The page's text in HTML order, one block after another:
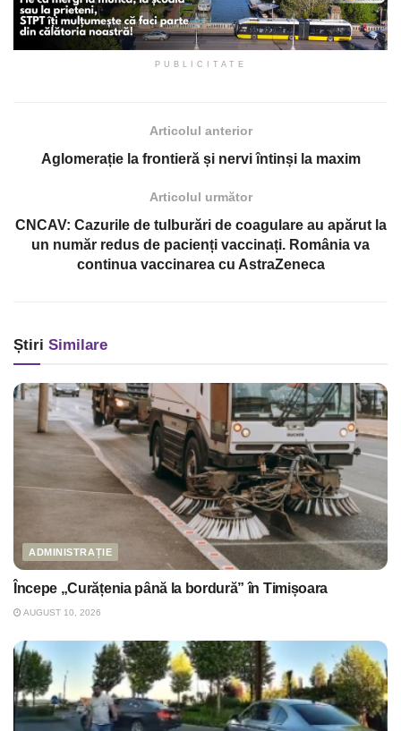
PUBLICITATE
Articolul anterior
Aglomerație la frontieră și nervi întinși la maxim
Articolul următor
CNCAV: Cazurile de tulburări de coagulare au apărut la
un număr redus de pacienți vaccinați. România va
continua vaccinarea cu AstraZeneca
Știri Similare
ADMINISTRAȚIE
Începe „Curățenia până la bordură” în Timișoara
AUGUST 10, 2026